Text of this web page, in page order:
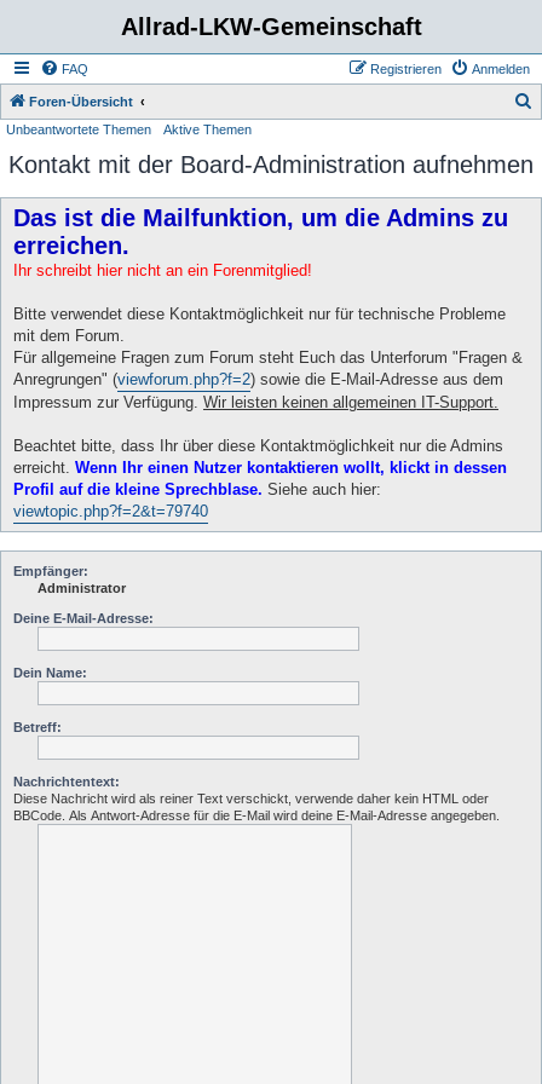
Allrad-LKW-Gemeinschaft
FAQ Anmelden
Registrieren
Foren-Übersicht
Unbeantwortete Themen Aktive Themen
Kontakt mit der Board-Administration aufnehmen
Das ist die Mailfunktion, um die Admins zu
erreichen.
Ihr schreibt hier nicht an ein Forenmitglied!
Bitte verwendet diese Kontaktmöglichkeit nur für technische Probleme
mit dem Forum.
Für allgemeine Fragen zum Forum steht Euch das Unterforum "Fragen &
Anregrungen" (viewforum.php?f=2) sowie die E-Mail-Adresse aus dem
Impressum zur Verfügung. Wir leisten keinen allgemeinen IT-Support.
Beachtet bitte, dass Ihr über diese Kontaktmöglichkeit nur die Admins
erreicht. Wenn Ihr einen Nutzer kontaktieren wollt, klickt in dessen
Profil auf die kleine Sprechblase. Siehe auch hier:
viewtopic.php?f=2&t=79740
Empfänger:
Administrator
Deine E-Mail-Adresse:
Dein Name:
Betreff:
Nachrichtentext:
Diese Nachricht wird als reiner Text verschickt, verwende daher kein HTML oder
BBCode. Als Antwort-Adresse für die E-Mail wird deine E-Mail-Adresse angegeben.